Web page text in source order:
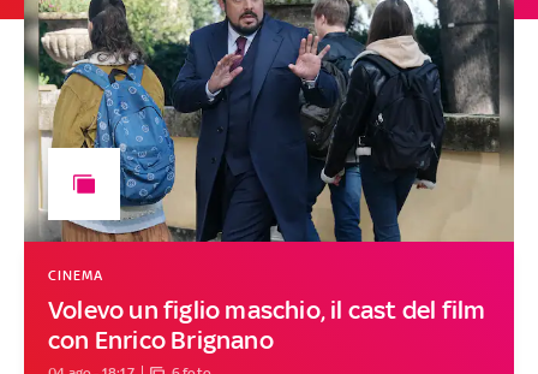
Volevo un figlio maschio, il cast del film
con Enrico Brignano
CINEMA